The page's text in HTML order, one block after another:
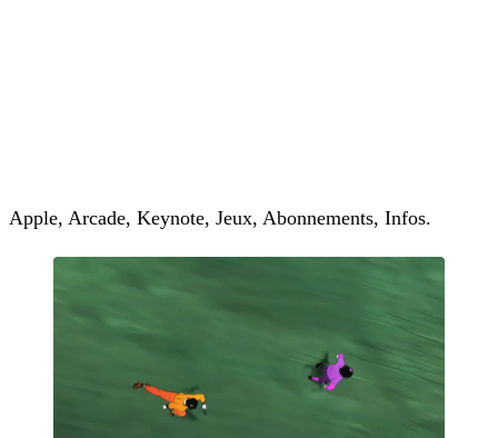
Apple, Arcade, Keynote, Jeux, Abonnements, Infos.